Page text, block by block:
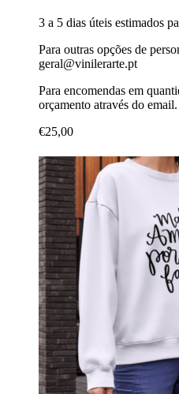
3 a 5 dias úteis estimados
Para outras opções de
geral@vinilerarte.pt
Para encomendas em
orçamento através do email.
€25,00